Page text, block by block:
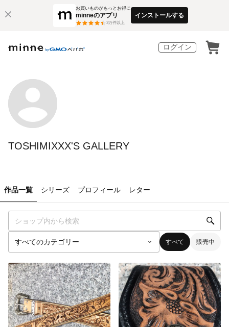
お買いものがもっとお得に
minneのアプリ
3万件以上
インストールする
ログイン
TOSHIMIXXX'S GALLERY
作品一覧 シリーズ プロフィール レター
すべて 販売中